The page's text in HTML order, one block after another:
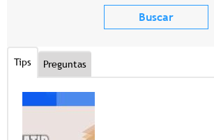
Tips Preguntas